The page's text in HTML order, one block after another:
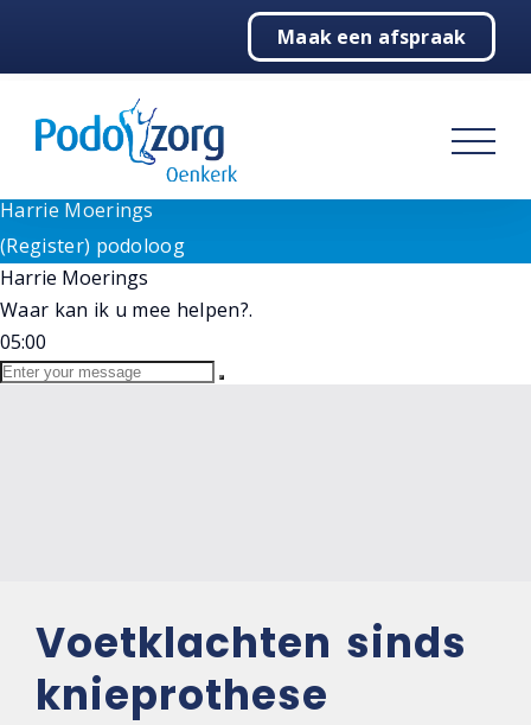
Goedemiddag!
Wij staan voor u klaar bij vragen. Selecteer hieronder
onze medewerker.
(Register) podoloogHarrie Moerings
Harrie Moerings
(Register) podoloog
Harrie Moerings
Waar kan ik u mee helpen?.
05:00
Maak een afspraak
Podologie
Behandelingen
Over ons
Contact
Voetklachten sinds
knieprothese